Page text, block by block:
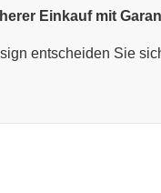
Einkauf mit
entscheiden Sie